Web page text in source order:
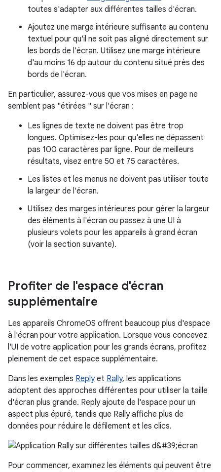
toutes s'adapter aux différentes tailles d'écran.
Ajoutez une marge intérieure suffisante au contenu
textuel pour qu'il ne soit pas aligné directement sur
les bords de l'écran. Utilisez une marge intérieure
d'au moins 16 dp autour du contenu situé près des
bords de l'écran.
En particulier, assurez-vous que vos mises en page ne
semblent pas "étirées " sur l'écran :
Les lignes de texte ne doivent pas être trop
longues. Optimisez-les pour qu'elles ne dépassent
pas 100 caractères par ligne. Pour de meilleurs
résultats, visez entre 50 et 75 caractères.
Les listes et les menus ne doivent pas utiliser toute
la largeur de l'écran.
Utilisez des marges intérieures pour gérer la largeur
des éléments à l'écran ou passez à une UI à
plusieurs volets pour les appareils à grand écran
(voir la section suivante).
Profiter de l'espace d'écran
supplémentaire
Les appareils ChromeOS offrent beaucoup plus d'espace
à l'écran pour votre application. Lorsque vous concevez
l'UI de votre application pour les grands écrans, profitez
pleinement de cet espace supplémentaire.
Dans les exemples Replyet Rally, les applications
adoptent des approches différentes pour utiliser la taille
d'écran plus grande. Reply ajoute de l'espace pour un
aspect plus épuré, tandis que Rally affiche plus de
données pour réduire le défilement et les clics.
Pour commencer, examinez les éléments qui peuvent être